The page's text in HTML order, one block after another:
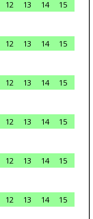
12 13 14
15
12 13 14
15
12 13 14
15
12 13 14
15
12 13 14
15
12 13 14
15